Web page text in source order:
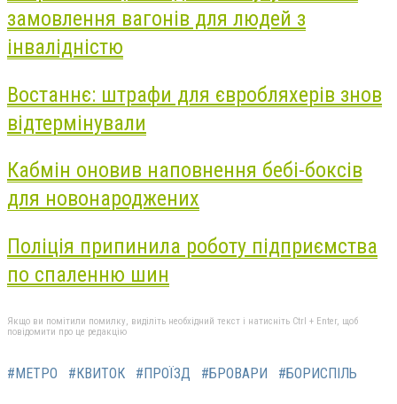
замовлення вагонів для людей з
інвалідністю
Востаннє: штрафи для євробляхерів знов
відтермінували
Кабмін оновив наповнення бебі-боксів
для новонароджених
Поліція припинила роботу підприємства
по спаленню шин
Якщо ви помітили помилку, виділіть необхідний текст і натисніть Ctrl + Enter, щоб
повідомити про це редакцію
#МЕТРО #КВИТОК #ПРОЇЗД #БРОВАРИ #БОРИСПІЛЬ